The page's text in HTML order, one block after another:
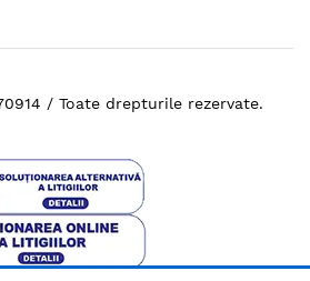
/ Toate drepturile rezervate.